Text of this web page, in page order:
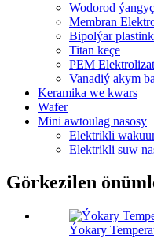
Wodorod
Membran
Bipolýar
Titan keçe
PEM
Vanadiý akym
Keramika we kwars
Wafer
Mini awtoulag nasosy
Elektrikli
Elektrikli suw
Görkezilen
Ýokary